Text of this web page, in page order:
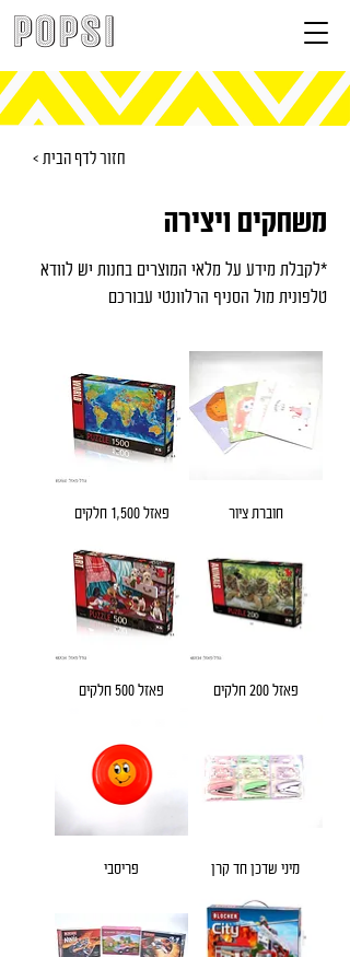
< חזור לדף הבית
משחקים ויצירה
*לקבלת מידע על מלאי המוצרים בחנות יש לוודא
טלפונית מול הסניף הרלוונטי עבורכם
חוברת ציור פאזל 1,500 חלקים
פאזל 200 חלקים פאזל 500 חלקים
מיני שדכן חד קרן פריסבי